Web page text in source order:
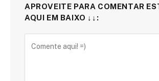
APROVEITE PARA COMENTAR
AQUI EM BAIXO ↓↓: